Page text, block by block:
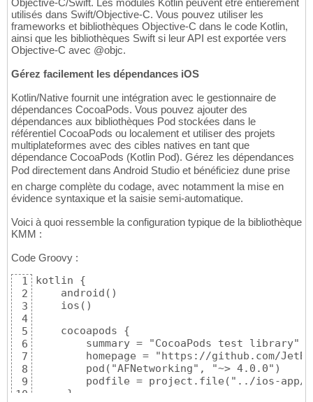
Objective-C/Swift. Les modules Kotlin peuvent être entièrement
utilisés dans Swift/Objective-C. Vous pouvez utiliser les
frameworks et bibliothèques Objective-C dans le code Kotlin,
ainsi que les bibliothèques Swift si leur API est exportée vers
Objective-C avec @objc.
Gérez facilement les dépendances iOS
Kotlin/Native fournit une intégration avec le gestionnaire de
dépendances CocoaPods. Vous pouvez ajouter des
dépendances aux bibliothèques Pod stockées dans le
référentiel CocoaPods ou localement et utiliser des projets
multiplateformes avec des cibles natives en tant que
dépendance CocoaPods (Kotlin Pod). Gérez les dépendances
Pod directement dans Android Studio et bénéficiez dune prise
en charge complète du codage, avec notamment la mise en
évidence syntaxique et la saisie semi-automatique.
Voici à quoi ressemble la configuration typique de la bibliothèque
KMM :
Code Groovy :
1
2
3
4
5
6
7
8
9
10
kotlin {
    android()
    ios()
    cocoapods {
        summary = "CocoaPods test library"
homepage = "https://github.com/
        pod("AFNetworking", "~> 4.0.0")
podfile = project.file("../ios-app/
     }